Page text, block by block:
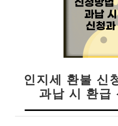
인지세 환불 신
과납 시 환급